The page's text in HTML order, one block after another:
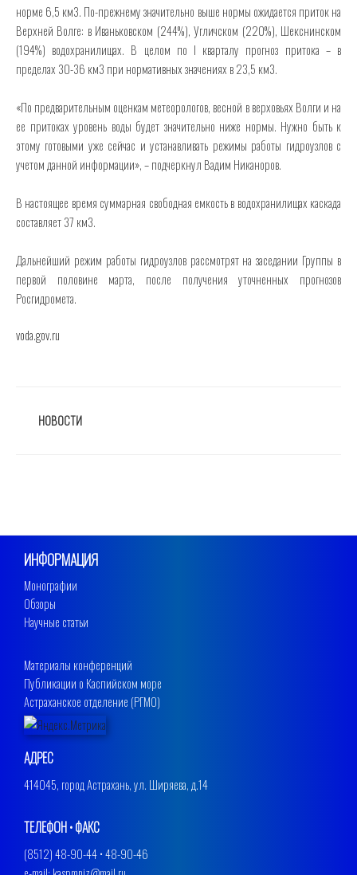
норме 6,5 км3. По-прежнему значительно выше нормы ожидается приток на
Верхней Волге: в Иваньковском (244%), Угличском (220%), Шекснинском
(194%) водохранилищах. В целом по I кварталу прогноз притока – в
пределах 30-36 км3 при нормативных значениях в 23,5 км3.
«По предварительным оценкам метеорологов, весной в верховьях Волги и на
ее притоках уровень воды будет значительно ниже нормы. Нужно быть к
этому готовыми уже сейчас и устанавливать режимы работы гидроузлов с
учетом данной информации», – подчеркнул Вадим Никаноров.
В настоящее время суммарная свободная емкость в водохранилищах каскада
составляет 37 км3.
Дальнейший режим работы гидроузлов рассмотрят на заседании Группы в
первой половине марта, после получения уточненных прогнозов
Росгидромета.
voda.gov.ru
РУБРИКИ
НОВОСТИ
ИНФОРМАЦИЯ
Монографии
Обзоры
Научные статьи
Материалы конференций
Публикации о Каспийском море
Астраханское отделение (РГМО)
АДРЕС
414045, город Астрахань, ул. Ширяева, д.14
ТЕЛЕФОН • ФАКС
(8512) 48-90-44 • 48-90-46